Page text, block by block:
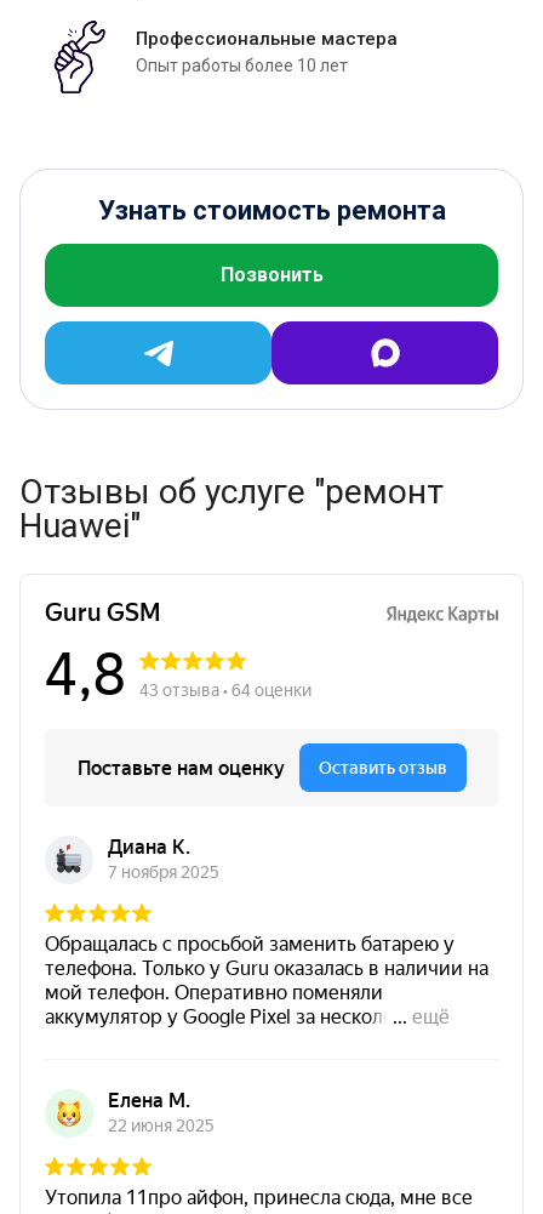
Профессиональные мастера
Опыт работы более 10 лет
Узнать стоимость ремонта
Позвонить
Отзывы об услуге "ремонт
Huawei"